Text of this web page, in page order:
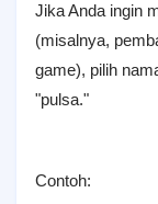
Jika Anda ingin
(misalnya,
game), pilih
"pulsa."
Contoh: